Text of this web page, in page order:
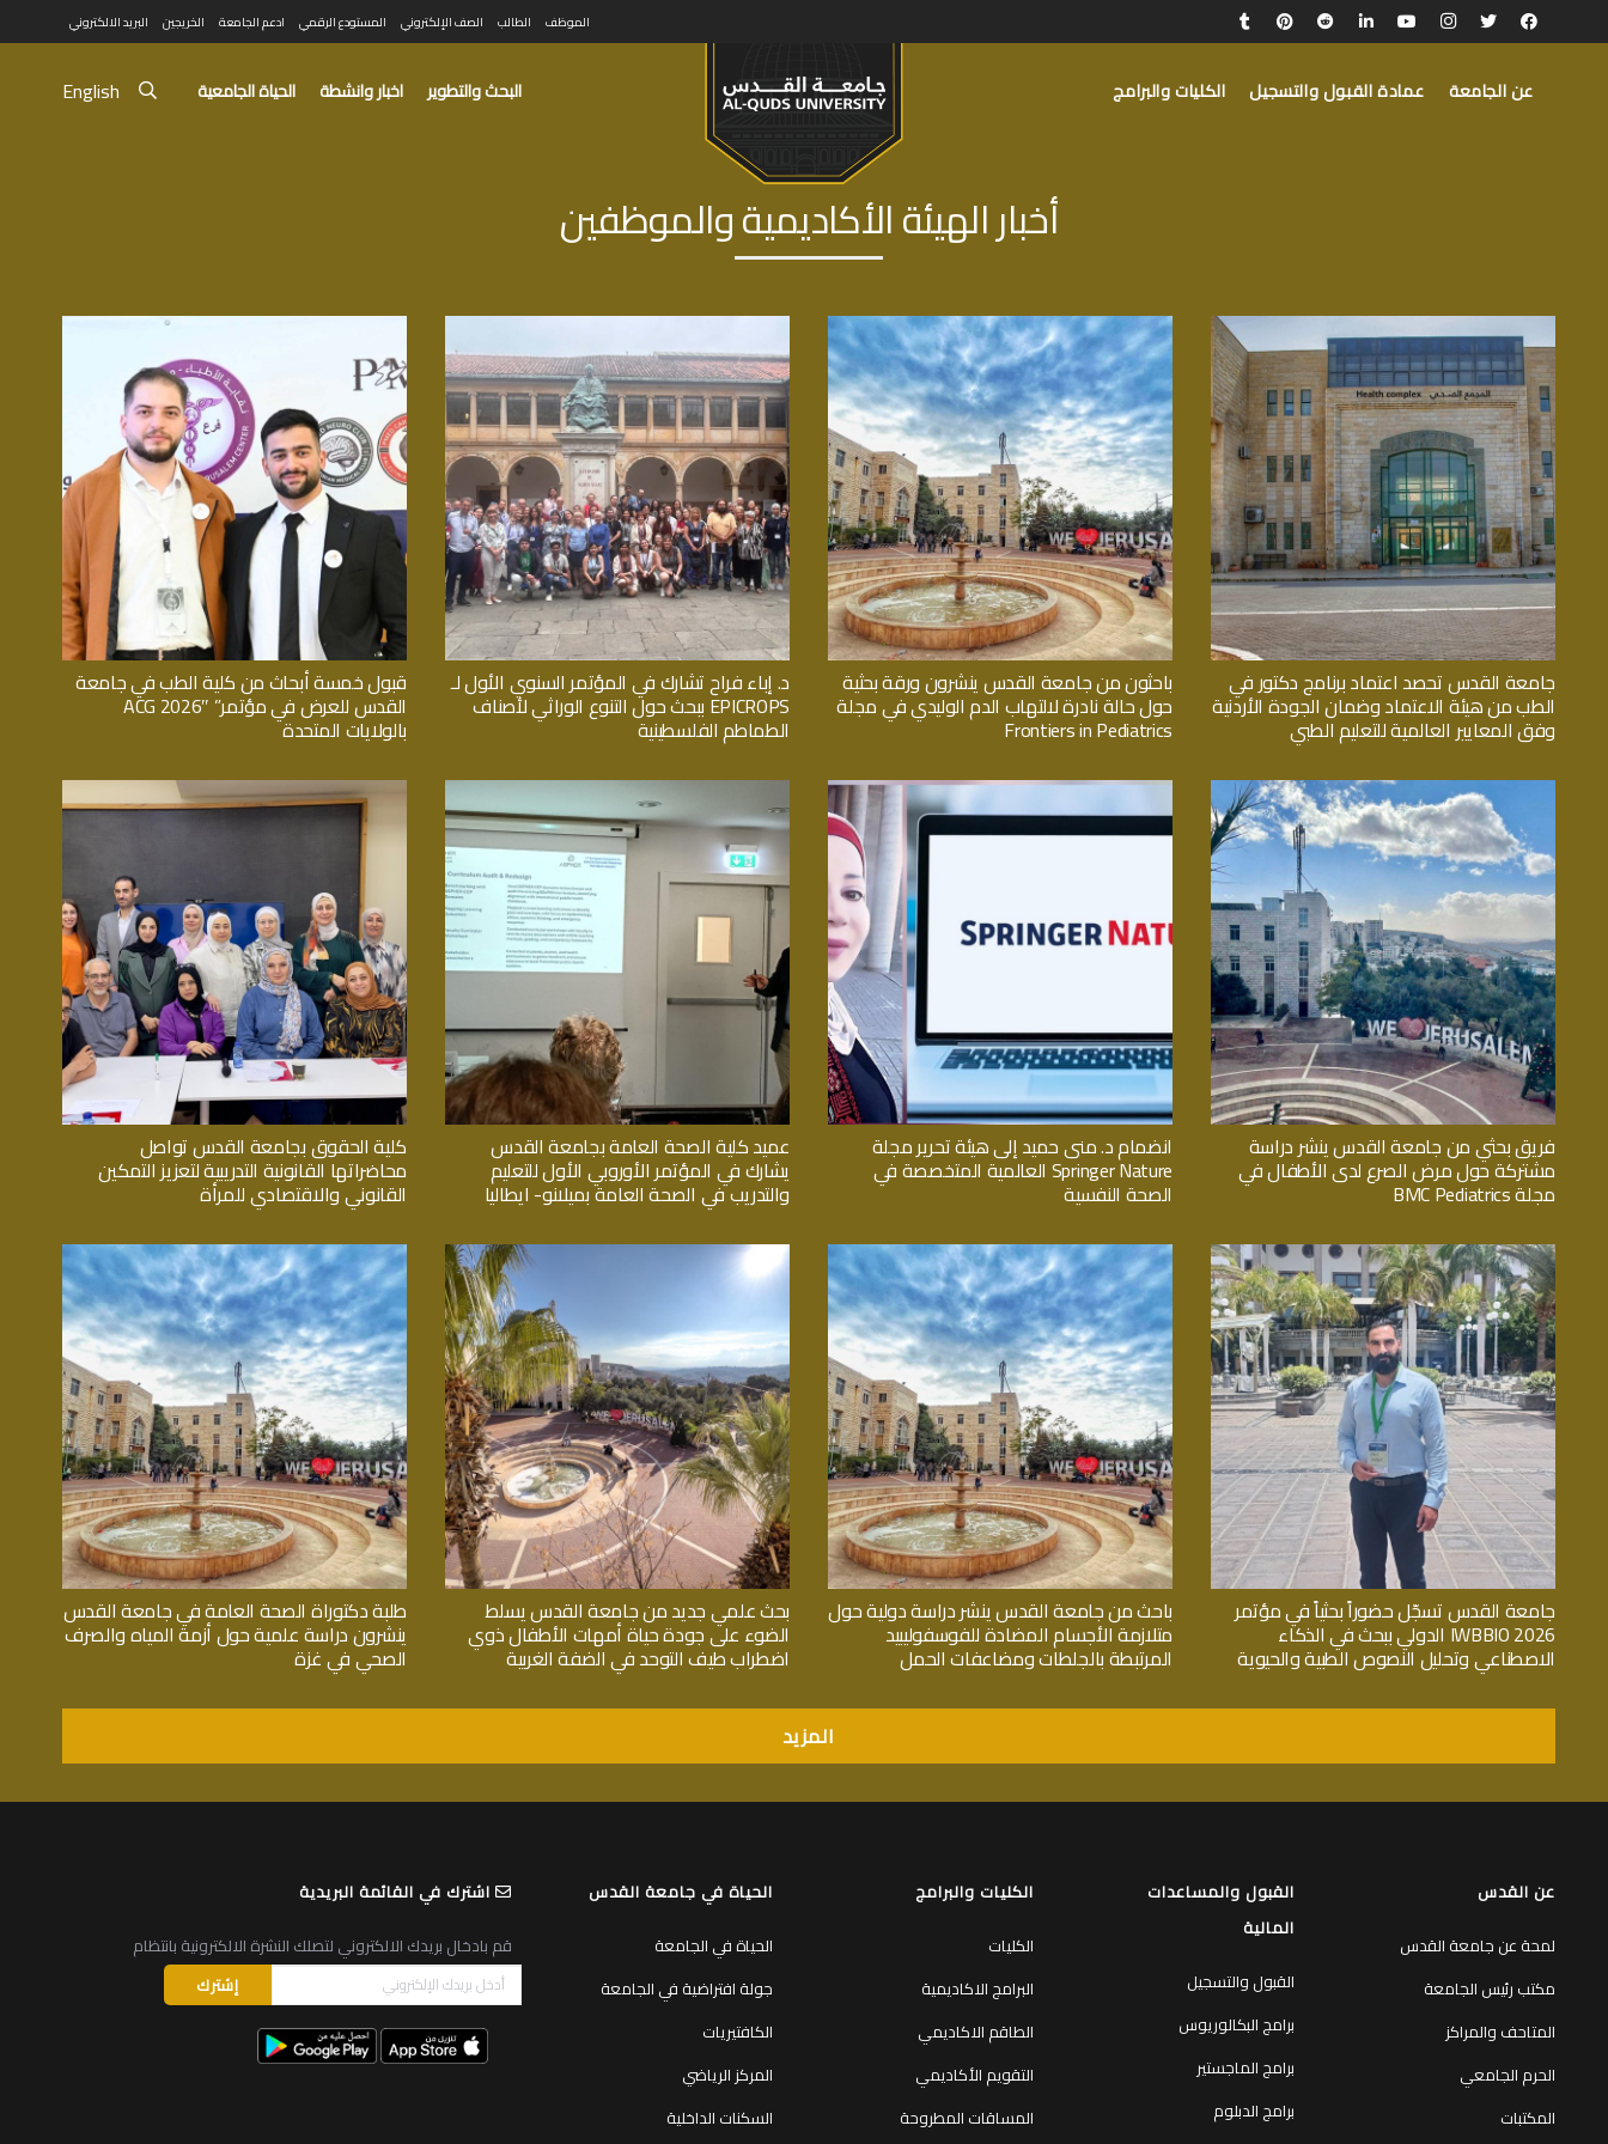
الموظف الطالب الصف الإلكتروني المستودع الرقمي ادعم الجامعة الخريجين البريد الالكتروني
عن الجامعة عمادة القبول والتسجيل الكليات والبرامج البحث والتطوير اخبار وانشطة الحياة الجامعية English
أخبار الهيئة الأكاديمية والموظفين
جامعة القدس تحصد اعتماد برنامج دكتور في
الطب من هيئة الاعتماد وضمان الجودة الأردنية
وفق المعايير العالمية للتعليم الطبي
باحثون من جامعة القدس ينشرون ورقة بحثية
حول حالة نادرة لالتهاب الدم الوليدي في مجلة
Frontiers in Pediatrics
د. إباء فراح تشارك في المؤتمر السنوي الأول لـ
EPICROPS ببحث حول التنوع الوراثي لأصناف
الطماطم الفلسطينية
قبول خمسة أبحاث من كلية الطب في جامعة
القدس للعرض في مؤتمر” ACG 2026″
بالولايات المتحدة
فريق بحثي من جامعة القدس ينشر دراسة
مشتركة حول مرض الصرع لدى الأطفال في
مجلة BMC Pediatrics
انضمام د. منى حميد إلى هيئة تحرير مجلة
Springer Nature العالمية المتخصصة في
الصحة النفسية
عميد كلية الصحة العامة بجامعة القدس
يشارك في المؤتمر الأوروبي الأول للتعليم
والتدريب في الصحة العامة بميلانو- ايطاليا
كلية الحقوق بجامعة القدس تواصل
محاضراتها القانونية التدريبية لتعزيز التمكين
القانوني والاقتصادي للمرأة
جامعة القدس تسجّل حضوراً بحثياً في مؤتمر
IWBBIO 2026 الدولي ببحث في الذكاء
الاصطناعي وتحليل النصوص الطبية والحيوية
باحث من جامعة القدس ينشر دراسة دولية حول
متلازمة الأجسام المضادة للفوسفوليبيد
المرتبطة بالجلطات ومضاعفات الحمل
بحث علمي جديد من جامعة القدس يسلط
الضوء على جودة حياة أمهات الأطفال ذوي
اضطراب طيف التوحد في الضفة الغربية
طلبة دكتوراة الصحة العامة في جامعة القدس
ينشرون دراسة علمية حول أزمة المياه والصرف
الصحي في غزة
المزيد
عن القدس
لمحة عن جامعة القدس
مكتب رئيس الجامعة
المتاحف والمراكز
الحرم الجامعي
المكتبات
القبول والمساعدات
المالية
القبول والتسجيل
برامج البكالوريوس
برامج الماجستير
برامج الدبلوم
الكليات والبرامج
الكليات
البرامج الاكاديمية
الطاقم الاكاديمي
التقويم الأكاديمي
المساقات المطروحة
الحياة في جامعة القدس
الحياة في الجامعة
جولة افتراضية في الجامعة
الكافتيريات
المركز الرياضي
السكنات الداخلية
اشترك في القائمة البريدية
قم بادخال بريدك الالكتروني لتصلك النشرة الالكترونية بانتظام